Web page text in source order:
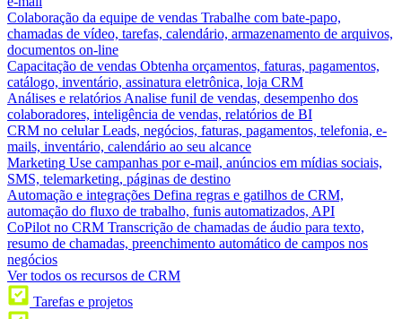
Colaboração da equipe de vendas Trabalhe com bate-papo,
chamadas de vídeo, tarefas, calendário, armazenamento de arquivos,
documentos on-line
Capacitação de vendas Obtenha orçamentos, faturas, pagamentos,
catálogo, inventário, assinatura eletrônica, loja CRM
Análises e relatórios Analise funil de vendas, desempenho dos
colaboradores, inteligência de vendas, relatórios de BI
CRM no celular Leads, negócios, faturas, pagamentos, telefonia, e-
mails, inventário, calendário ao seu alcance
Marketing Use campanhas por e-mail, anúncios em mídias sociais,
SMS, telemarketing, páginas de destino
Automação e integrações Defina regras e gatilhos de CRM,
automação do fluxo de trabalho, funis automatizados, API
CoPilot no CRM Transcrição de chamadas de áudio para texto,
resumo de chamadas, preenchimento automático de campos nos
negócios
Ver todos os recursos de CRM
Tarefas e projetos